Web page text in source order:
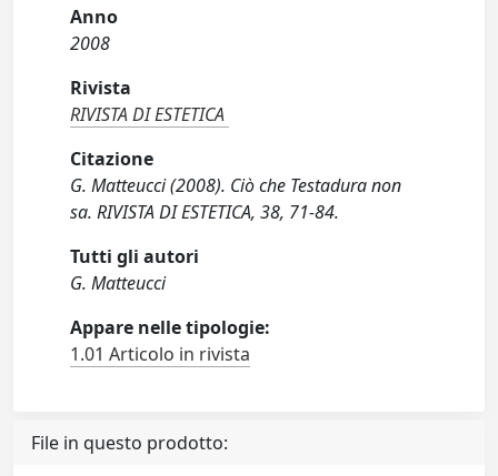
Anno
2008
Rivista
RIVISTA DI ESTETICA
Citazione
G. Matteucci (2008). Ciò che Testadura non
sa. RIVISTA DI ESTETICA, 38, 71-84.
Tutti gli autori
G. Matteucci
Appare nelle tipologie:
1.01 Articolo in rivista
File in questo prodotto: